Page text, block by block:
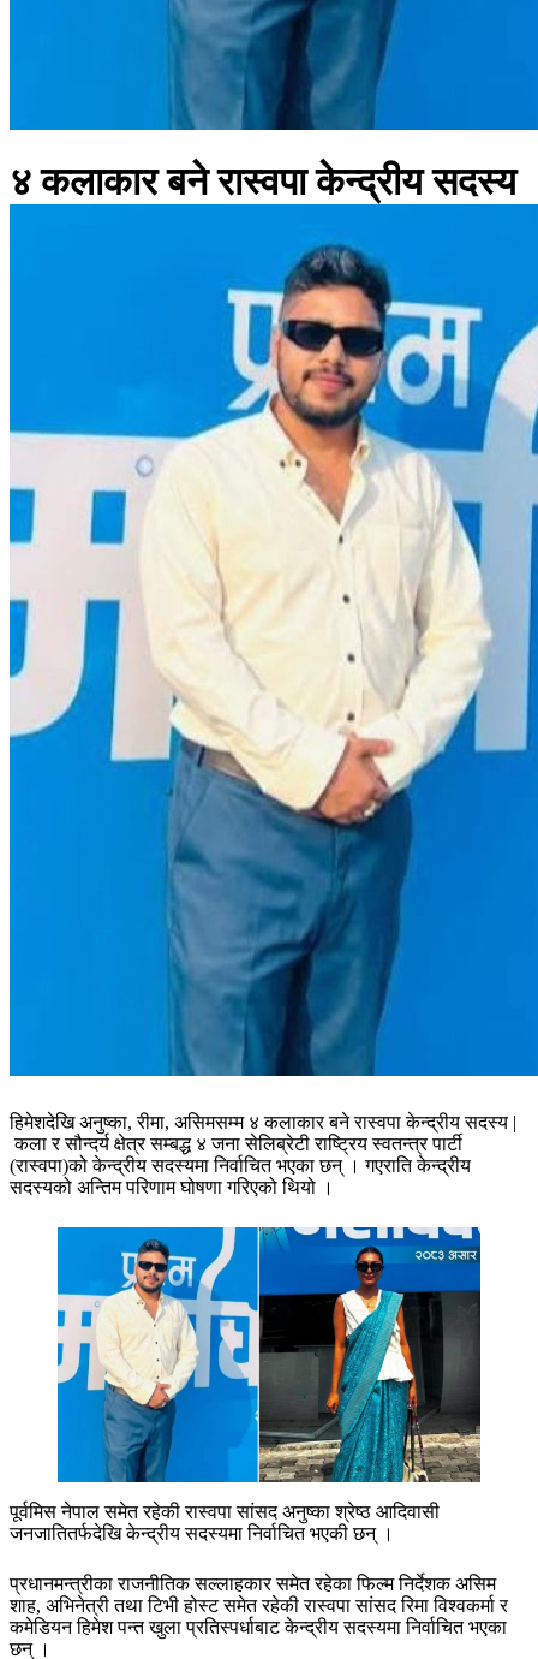
४ कलाकार बने रास्वपा केन्द्रीय सदस्य
हिमेशदेखि अनुष्का, रीमा, असिमसम्म ४ कलाकार बने रास्वपा केन्द्रीय सदस्य |
कला र सौन्दर्य क्षेत्र सम्बद्ध ४ जना सेलिब्रेटी राष्ट्रिय स्वतन्त्र पार्टी
(रास्वपा)को केन्द्रीय सदस्यमा निर्वाचित भएका छन् । गएराति केन्द्रीय
सदस्यको अन्तिम परिणाम घोषणा गरिएको थियो ।
पूर्वमिस नेपाल समेत रहेकी रास्वपा सांसद अनुष्का श्रेष्ठ आदिवासी
जनजातितर्फदेखि केन्द्रीय सदस्यमा निर्वाचित भएकी छन् ।
प्रधानमन्त्रीका राजनीतिक सल्लाहकार समेत रहेका फिल्म निर्देशक असिम
शाह, अभिनेत्री तथा टिभी होस्ट समेत रहेकी रास्वपा सांसद रिमा विश्वकर्मा र
कमेडियन हिमेश पन्त खुला प्रतिस्पर्धाबाट केन्द्रीय सदस्यमा निर्वाचित भएका
छन् ।